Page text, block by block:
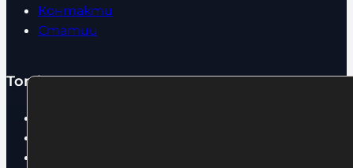
Контакти
Статии
Топ категории